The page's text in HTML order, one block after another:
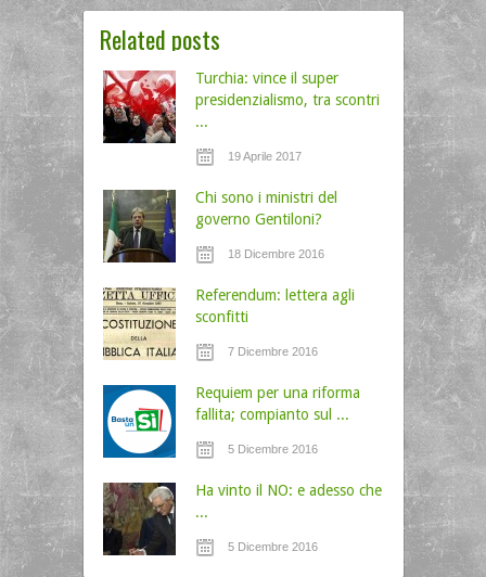
Related posts
Turchia: vince il super
presidenzialismo, tra scontri
...
19 Aprile 2017
Chi sono i ministri del
governo Gentiloni?
18 Dicembre 2016
Referendum: lettera agli
sconfitti
7 Dicembre 2016
Requiem per una riforma
fallita; compianto sul ...
5 Dicembre 2016
Ha vinto il NO: e adesso che
...
5 Dicembre 2016